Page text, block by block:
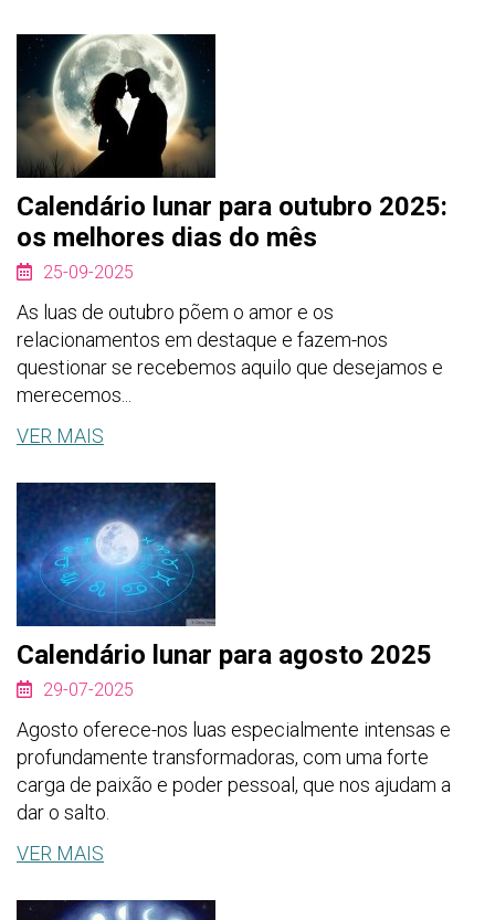
Calendário lunar para outubro 2025:
os melhores dias do mês
25-09-2025
As luas de outubro põem o amor e os
relacionamentos em destaque e fazem-nos
questionar se recebemos aquilo que desejamos e
merecemos...
VER MAIS
Calendário lunar para agosto 2025
29-07-2025
Agosto oferece-nos luas especialmente intensas e
profundamente transformadoras, com uma forte
carga de paixão e poder pessoal, que nos ajudam a
dar o salto.
VER MAIS